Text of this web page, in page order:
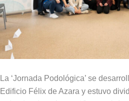
La ‘Jornada Podológica’ se
Edificio Félix de Azara y estuvo